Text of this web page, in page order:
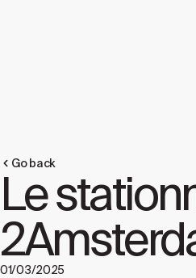
Go back
Le
01/03/2025